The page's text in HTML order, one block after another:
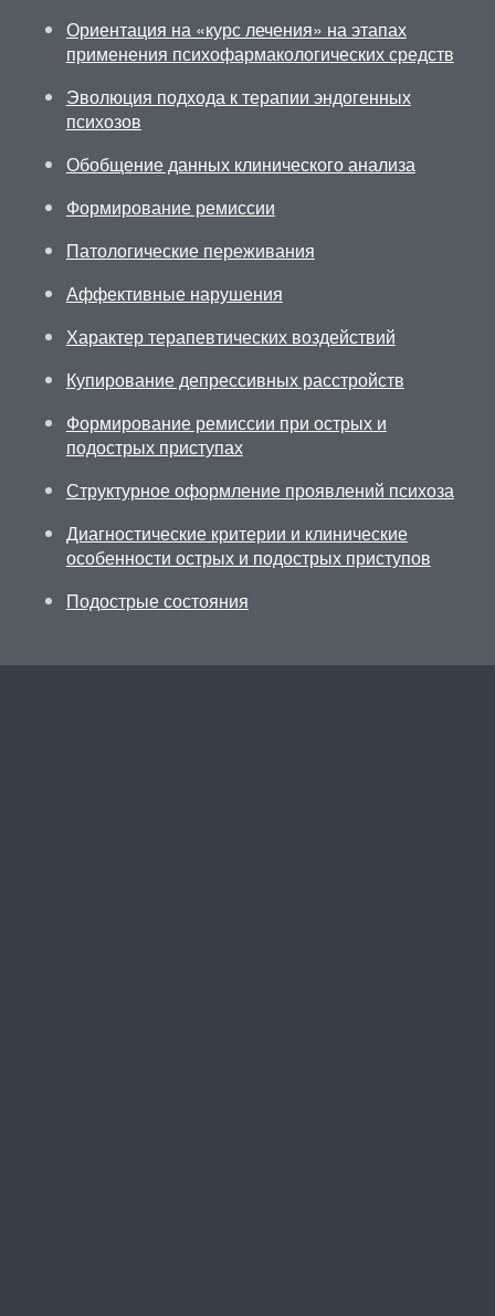
Ориентация на «курс лечения» на этапах
применения психофармакологических средств
Эволюция подхода к терапии эндогенных
психозов
Обобщение данных клинического анализа
Формирование ремиссии
Патологические переживания
Аффективные нарушения
Характер терапевтических воздействий
Купирование депрессивных расстройств
Формирование ремиссии при острых и
подострых приступах
Структурное оформление проявлений психоза
Диагностические критерии и клинические
особенности острых и подострых приступов
Подострые состояния